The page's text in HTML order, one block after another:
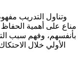
وتناول التدريب
مناع على أهمية
بأنفسهم، وفهم سبب
الأولي خلال